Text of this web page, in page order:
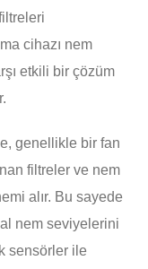
cihazı nem
etkili bir çözüm
genellikle bir fan
filtreler ve nem
alır. Bu sayede
nem seviyelerini
sensörler ile